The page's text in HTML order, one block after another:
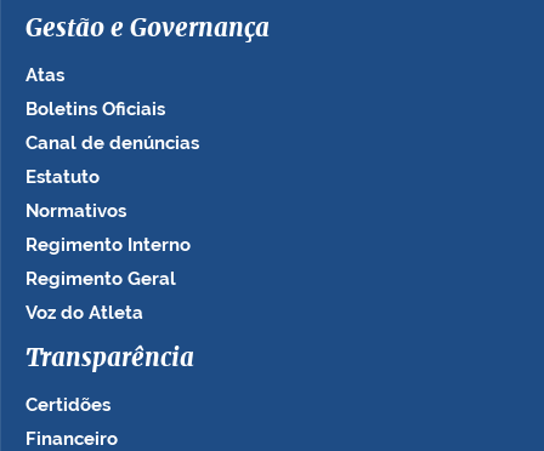
Gestão e Governança
Atas
Boletins Oficiais
Canal de denúncias
Estatuto
Normativos
Regimento Interno
Regimento Geral
Voz do Atleta
Transparência
Certidões
Financeiro